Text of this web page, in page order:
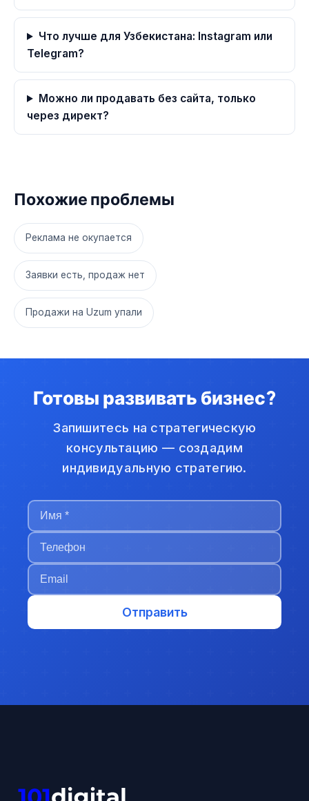
Что лучше для Узбекистана: Instagram или
Telegram?
Можно ли продавать без сайта, только
через директ?
Похожие проблемы
Реклама не окупается
Заявки есть, продаж нет
Продажи на Uzum упали
Готовы развивать бизнес?
Запишитесь на стратегическую
консультацию — создадим
индивидуальную стратегию.
Отправить